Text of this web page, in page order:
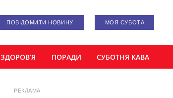
ПОВІДОМИТИ НОВИНУ МОЯ СУБОТА
ЗДОРОВ’Я ПОРАДИ СУБОТНЯ КАВА
РЕКЛАМА